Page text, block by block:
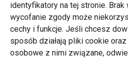
identyfikatory na tej stronie. Brak
wycofanie zgody może
cechy i funkcje. Jeśli chcesz
sposób działają pliki cookie
osobowe z nimi związane,
Napisz do nas
tel. 61 646 33 44
ul. Matejki 59, 60-770 Poznań